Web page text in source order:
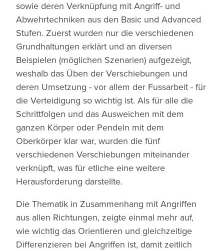
sowie deren Verknüpfung mit Angriff- und
Abwehrtechniken aus den Basic und Advanced
Stufen. Zuerst wurden nur die verschiedenen
Grundhaltungen erklärt und an diversen
Beispielen (möglichen Szenarien) aufgezeigt,
weshalb das Üben der Verschiebungen und
deren Umsetzung - vor allem der Fussarbeit - für
die Verteidigung so wichtig ist. Als für alle die
Schrittfolgen und das Ausweichen mit dem
ganzen Körper oder Pendeln mit dem
Oberkörper klar war, wurden die fünf
verschiedenen Verschiebungen miteinander
verknüpft, was für etliche eine weitere
Herausforderung darstellte.
Die Thematik in Zusammenhang mit Angriffen
aus allen Richtungen, zeigte einmal mehr auf,
wie wichtig das Orientieren und gleichzeitige
Differenzieren bei Angriffen ist, damit zeitlich